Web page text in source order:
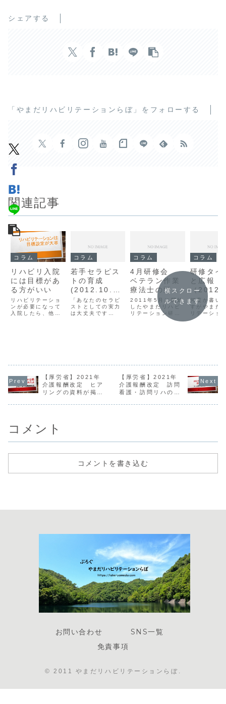
シェアする
「やまだリハビリテーションらぼ」をフォローする
関連記事
コラム
リハビリ入院
には目標があ
る方がいい
リハビリテーショ
ンが必要になって
入院したら、他人
コラム
若手セラピス
トの育成
(2012.10.06
記)
「あなたのセラピ
ストとしての実力
は大丈夫です
ハビリテーション
く若い作業療法士
に私の経験を伝え
たくて始めたもの
コラム
4月研修会
ベテラン作業
療法士の頭の
中
（2012.3.7.
記）
2011年5月に開始
したやまだリハビ
リテーション研究
所の活動のちょう
験を中心に研修会
ただいています
が、もっと多くの
セラピストの...
コラム
研修タイ
と広報
（
.記）
何度か書い
すがやまだ
リテーショ
所の広報は
映る範囲で
が集客率向
ながります
は参加費を
横スクロー
ルできます
【厚労省】2021年
介護報酬改定 ヒア
リングの資料が掲載
【厚労省】2021年
介護報酬改定 訪問
看護・訪問リハの現
コメント
コメントを書き込む
お問い合わせ
SNS一覧
免責事項
© 2011 やまだリハビリテーションらぼ.